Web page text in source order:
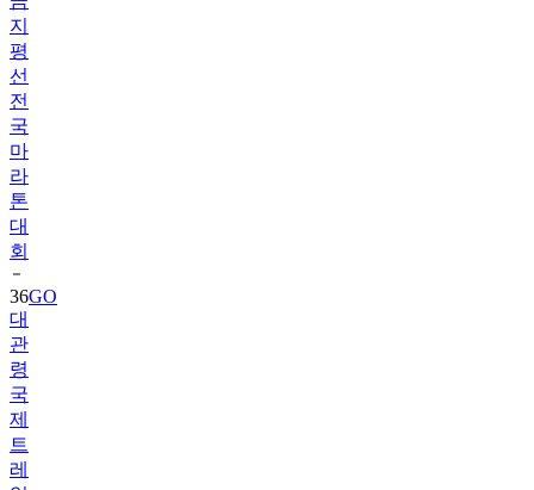
지
평
선
전
국
마
라
톤
대
회
36GO
대
관
령
국
제
트
레